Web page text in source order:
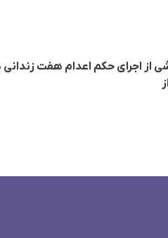
از اجرای حکم اعدام هفت زندانی